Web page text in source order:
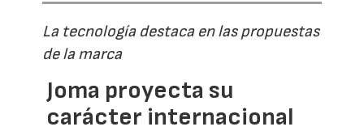
La tecnología destaca en las propuestas
de la marca
Joma proyecta su
carácter internacional